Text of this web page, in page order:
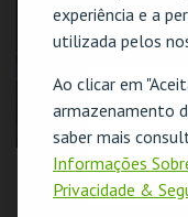
experiência e a
utilizada pelos
Ao clicar em
armazenamento
saber mais
Informações
Privacidade &
MAIS INFO
COMPRAR
GUIMARÃES JAZZ
2026 | PETER
EVANS QUARTETO
O evento